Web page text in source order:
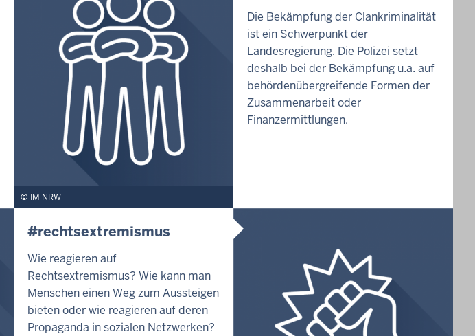
IM NRW
Die Bekämpfung der Clankriminalität
ist ein Schwerpunkt der
Landesregierung. Die Polizei setzt
deshalb bei der Bekämpfung u.a. auf
behördenübergreifende Formen der
Zusammenarbeit oder
Finanzermittlungen.
#rechtsextremismus
Wie reagieren auf
Rechtsextremismus? Wie kann man
Menschen einen Weg zum Aussteigen
bieten oder wie reagieren auf deren
Propaganda in sozialen Netzwerken?